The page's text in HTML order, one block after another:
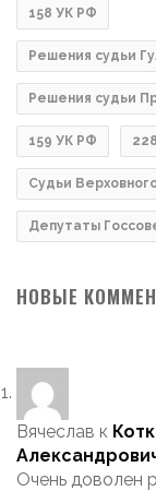
158 УК РФ
Решения судьи
Решения судьи
159 УК РФ
Судьи
Депутаты
НОВЫЕ
Вячеслав к
Очень доволен